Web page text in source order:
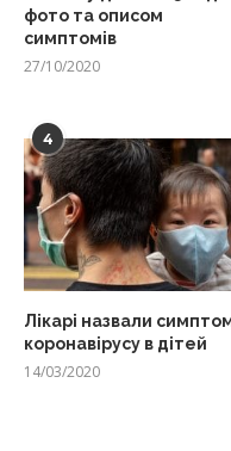
фото та описом
симптомів
27/10/2020
4
Лікарі назвали
коронавірусу в дітей
14/03/2020